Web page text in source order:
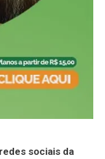
sociais da